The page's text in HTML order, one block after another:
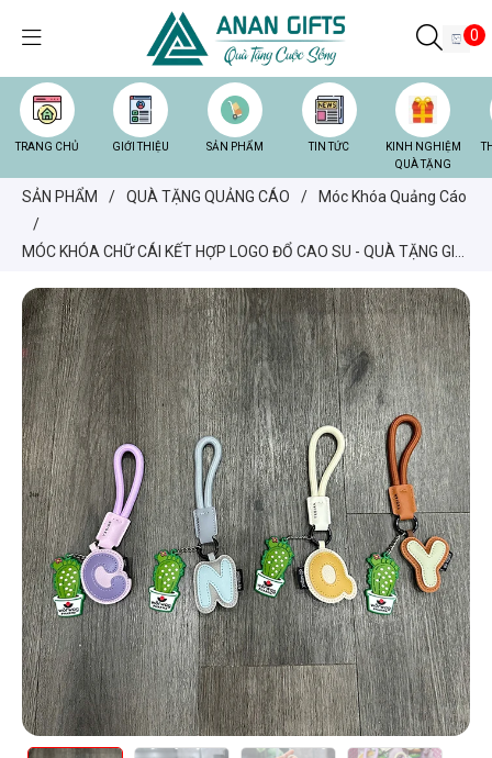
0
TRANG CHỦ GIỚI THIỆU SẢN PHẨM TIN TỨC
KINH NGHIỆM
QUÀ TẶNG
SẢN PHẨM / QUÀ TẶNG QUẢNG CÁO /
Móc Khóa Quảng Cáo
/
MÓC KHÓA CHỮ CÁI KẾT HỢP LOGO ĐỔ CAO SU - QUÀ TẶNG GIÁ